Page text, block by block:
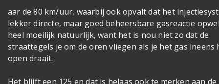
aar de 80 km/uur, waarbij ook opvalt dat het
lekker directe, maar goed beheersbare gasreactie
heel moeilijk natuurlijk, want het is nou niet zo dat de
straattegels je om de oren vliegen als je het gas ineens
open draait.
Het blijft een 125 en dat is helaas ook te merken aan de